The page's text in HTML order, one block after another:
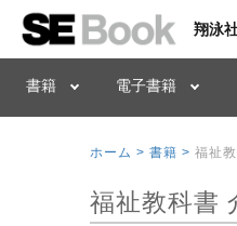
翔泳
書籍 電子書籍
ホーム > 書籍 > 福祉
福祉教科書